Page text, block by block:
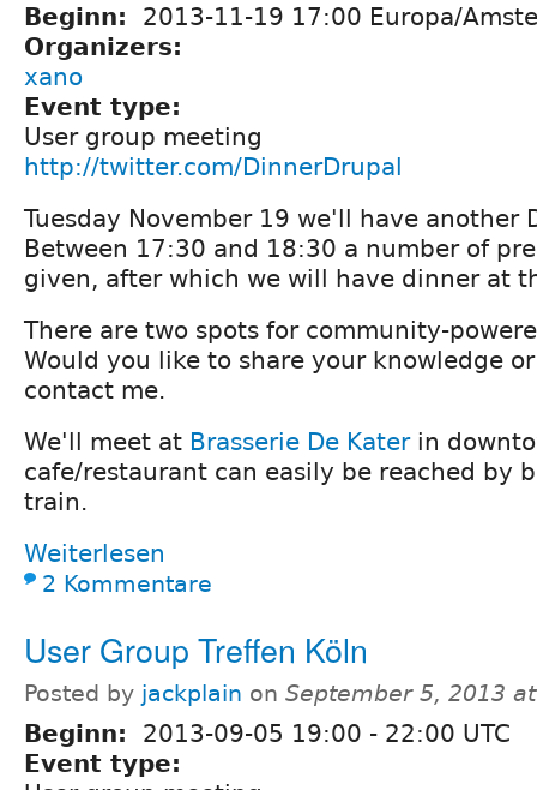
Beginn:
2013-11-19 17:00 Europa/
Organizers:
xano
Event type:
User group meeting
http://twitter.com/DinnerDrupal
Tuesday November 19 we'll have another
Between 17:30 and 18:30 a number of
given, after which we will have dinner at
There are two spots for community-
Would you like to share your knowledge or
contact me.
We'll meet at Brasserie De Katerin
cafe/restaurant can easily be reached by
train.
Weiterlesen
2 Kommentare
User Group Treffen Köln
Posted by jackplain on September 5, 2013
Beginn: 2013-09-05 19:00 - 22:00 UTC
Event type: